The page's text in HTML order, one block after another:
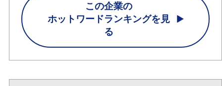
この企業の
ホットワードランキングを見
る